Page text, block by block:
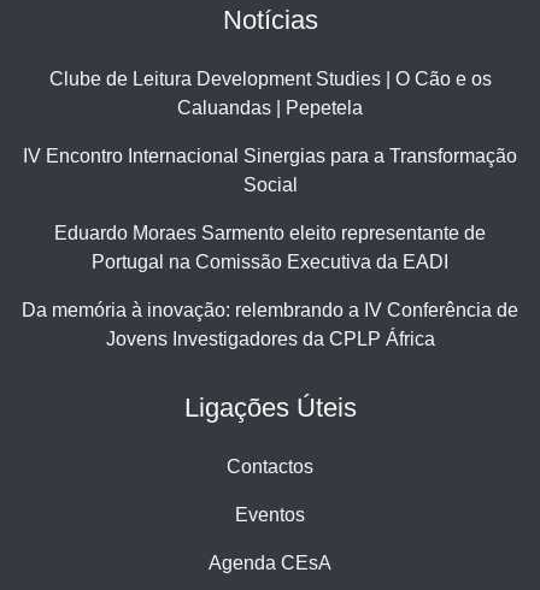
Notícias
Clube de Leitura Development Studies | O Cão e os
Caluandas | Pepetela
IV Encontro Internacional Sinergias para a Transformação
Social
Eduardo Moraes Sarmento eleito representante de
Portugal na Comissão Executiva da EADI
Da memória à inovação: relembrando a IV Conferência de
Jovens Investigadores da CPLP África
Ligações Úteis
Contactos
Eventos
Agenda CEsA